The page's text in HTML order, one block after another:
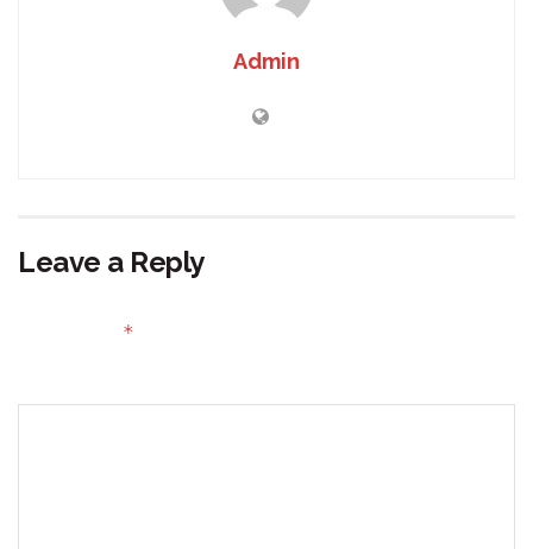
Admin
Leave a Reply
*